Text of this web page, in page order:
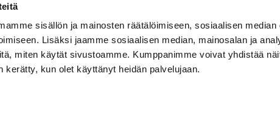
sisällön ja mainosten räätälöimiseen, sosiaalisen
Lisäksi jaamme sosiaalisen median, mainosalan ja
miten käytät sivustoamme. Kumppanimme voivat yhdistää
kerätty, kun olet käyttänyt heidän palvelujaan.
opiskeluun kertauskurssiksi tai
kanssa.
5 -kurssin asioita. Aiheet etenevät Italiano